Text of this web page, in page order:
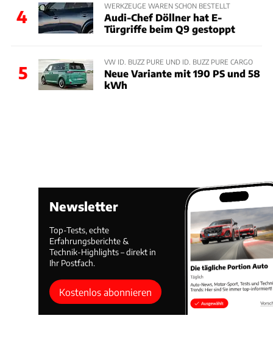
4
WERKZEUGE WAREN SCHON BESTELLT
Audi-Chef Döllner hat E-
Türgriffe beim Q9 gestoppt
5
VW ID. BUZZ PURE UND ID. BUZZ PURE CARGO
Neue Variante mit 190 PS und 58
kWh
Newsletter
Top-Tests, echte
Erfahrungsberichte &
Technik-Highlights – direkt in
Ihr Postfach.
Kostenlos abonnieren